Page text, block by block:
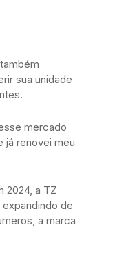
sua unidade
mercado
já renovei meu
2024, a TZ
de
a marca